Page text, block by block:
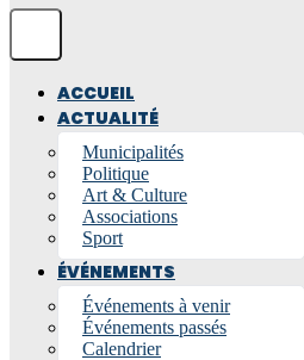
ACCUEIL
ACTUALITÉ
Municipalités
Politique
Art & Culture
Associations
Sport
ÉVÉNEMENTS
Événements à venir
Événements passés
Calendrier